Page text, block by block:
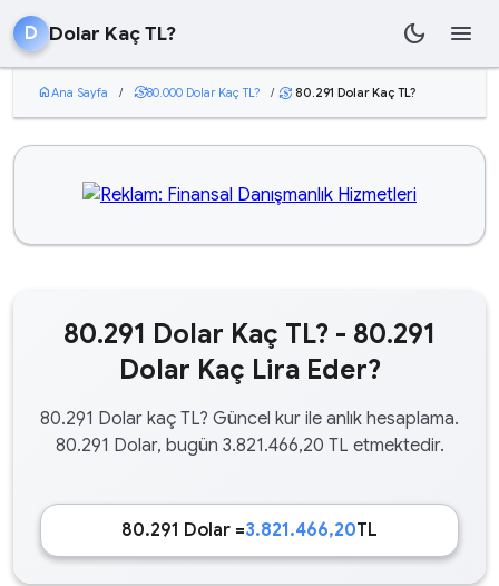
D Dolar Kaç TL? dark_mode menu
homeAna Sayfa / currency_exchange80.000 Dolar Kaç TL? / currency_exchange 80.291 Dolar Kaç TL?
80.291 Dolar Kaç TL? - 80.291
Dolar Kaç Lira Eder?
80.291 Dolar kaç TL? Güncel kur ile anlık hesaplama.
80.291 Dolar, bugün 3.821.466,20 TL etmektedir.
80.291 Dolar =3.821.466,20TL